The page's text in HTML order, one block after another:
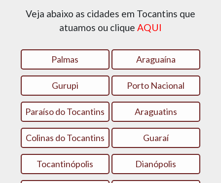
Veja abaixo as cidades em Tocantins que
atuamos ou clique AQUI
Palmas Araguaína
Gurupi Porto Nacional
Paraíso do Tocantins Araguatins
Colinas do Tocantins Guaraí
Tocantinópolis Dianópolis